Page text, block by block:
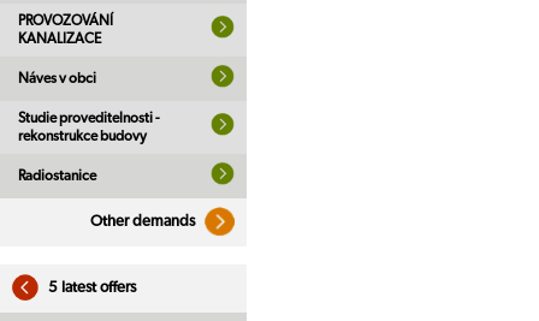
PROVOZOVÁNÍ
KANALIZACE
Náves v obci
Studie proveditelnosti -
rekonstrukce budovy
Radiostanice
Other demands
5 latest offers